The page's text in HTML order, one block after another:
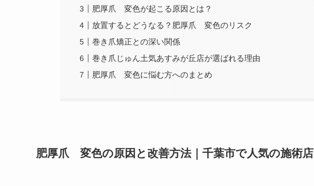
肥厚爪 変色が起こる原因とは？
放置するとどうなる？肥厚爪 変色のリスク
巻き爪矯正との深い関係
巻き爪じゅん土気あすみが丘店が選ばれる理由
肥厚爪 変色に悩む方へのまとめ
肥厚爪 変色の原因と改善方法｜千葉市で人気の施術店